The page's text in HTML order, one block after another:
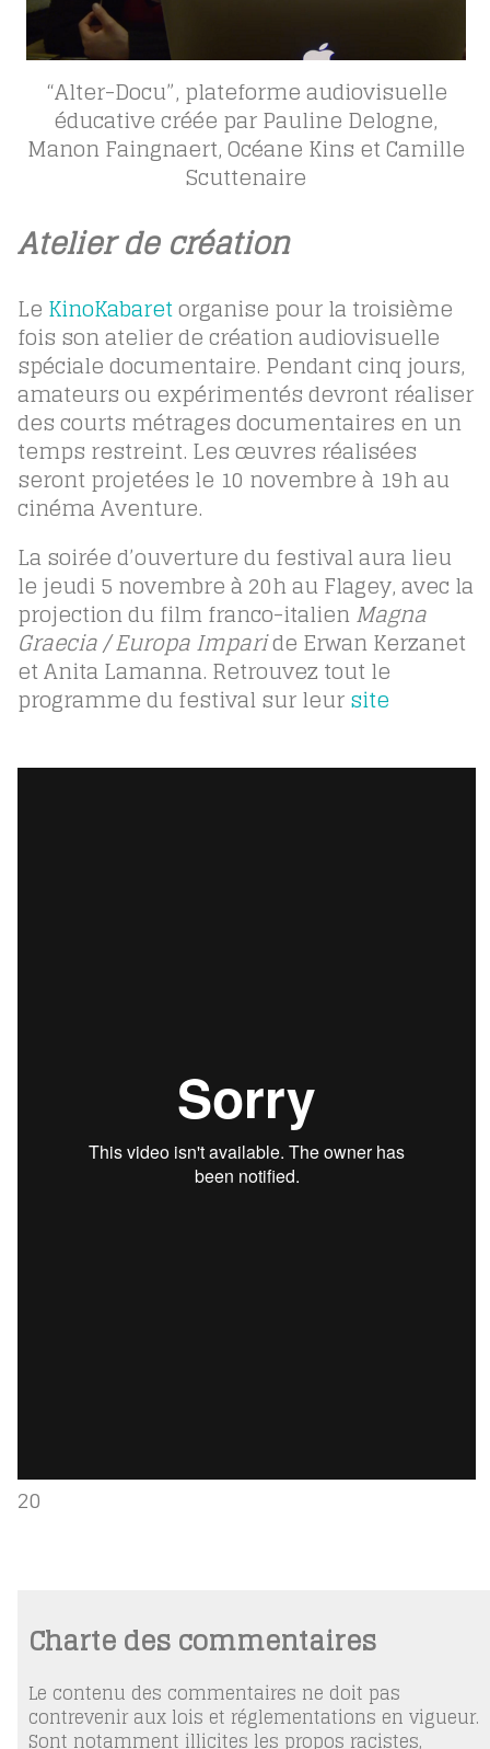
“Alter-Docu”, plateforme audiovisuelle
éducative créée par Pauline Delogne,
Manon Faingnaert, Océane Kins et Camille
Scuttenaire
Atelier de création
Le KinoKabaretorganise pour la troisième
fois son atelier de création audiovisuelle
spéciale documentaire. Pendant cinq jours,
amateurs ou expérimentés devront réaliser
des courts métrages documentaires en un
temps restreint. Les œuvres réalisées
seront projetées le 10 novembre à 19h au
cinéma Aventure.
La soirée d’ouverture du festival aura lieu
le jeudi 5 novembre à 20h au Flagey, avec la
projection du film franco-italienMagna
Graecia / Europa Imparide Erwan Kerzanet
et Anita Lamanna. Retrouvez tout le
programme du festival sur leursite
20
Charte des commentaires
Le contenu des commentaires ne doit pas
contrevenir aux lois et réglementations en vigueur.
Sont notamment illicites les propos racistes,